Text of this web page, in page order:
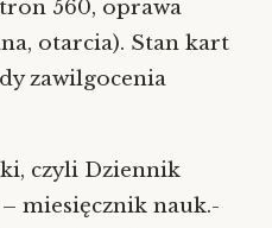
560, oprawa
otarcia). Stan kart
zawilgocenia
czyli Dziennik
miesięcznik nauk.-